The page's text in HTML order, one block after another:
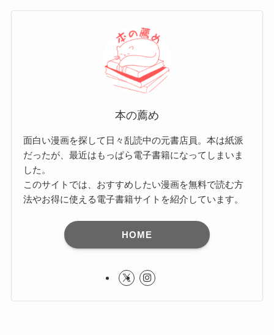
本の薦め
面白い漫画を探して日々乱読中の元書店員。本は紙派
だったが、最近はもっぱら電子書籍になってしまいま
した。
このサイトでは、おすすめしたい漫画を無料で読む方
法やお得に使える電子書籍サイトを紹介しています。
HOME